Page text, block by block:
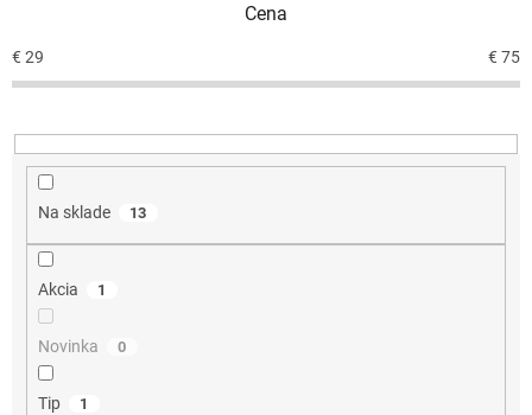
r
o
u
k
Cena
€ 29 € 75
Na sklade 13
Akcia 1
Novinka 0
Tip 1